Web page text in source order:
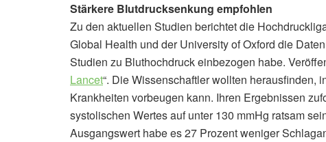
Stärkere Blutdrucksenkung empfohlen
Zu den aktuellen Studien berichtet die
Global Health und der University of Oxford die
Studien zu Bluthochdruck einbezogen habe.
Lancet“. Die Wissenschaftler wollten
Krankheiten vorbeugen kann. Ihren Ergebnissen
systolischen Wertes auf unter 130 mmHg ratsam
Ausgangswert habe es 27 Prozent weniger